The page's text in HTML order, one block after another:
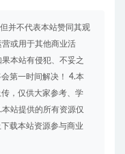
并不代表本站赞同其观
或用于其他商业活
本站有侵犯、不妥之
第一时间解决！ 4.本
，仅供大家参考、学
站提供的所有资源仅
载本站资源参与商业